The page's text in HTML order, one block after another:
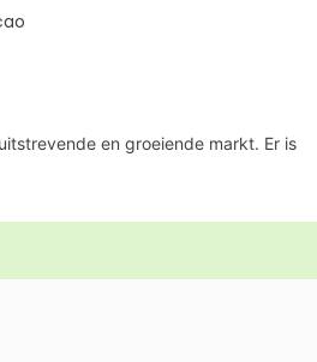
en groeiende markt. Er is